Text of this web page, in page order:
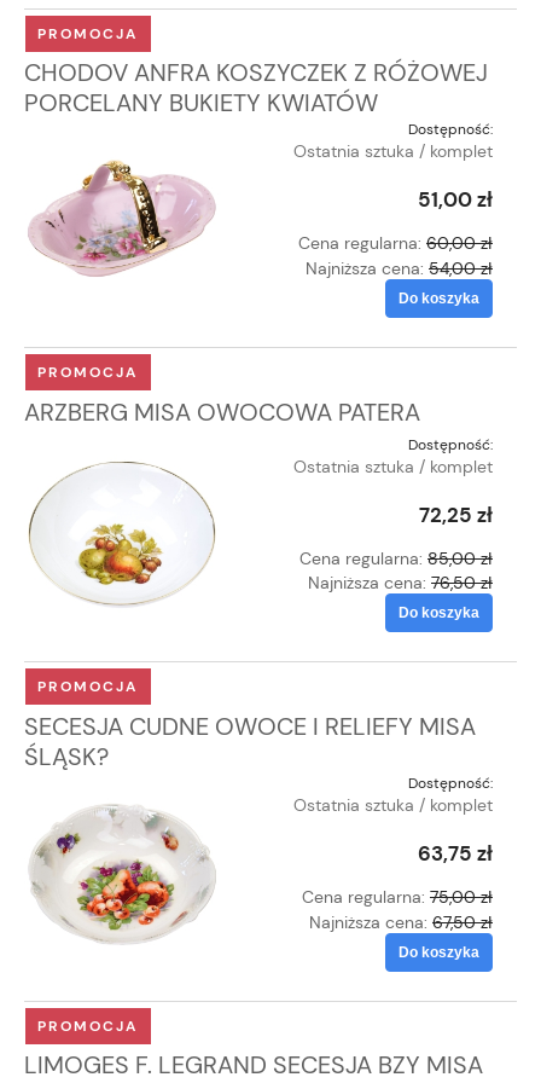
CHODOV ANFRA KOSZYCZEK Z RÓŻOWEJ
PORCELANY BUKIETY KWIATÓW
Dostępność:
Ostatnia sztuka / komplet
51,00 zł
Cena regularna: 60,00 zł
Najniższa cena: 54,00 zł
Do koszyka
PROMOCJA
ARZBERG MISA OWOCOWA PATERA
Dostępność:
Ostatnia sztuka / komplet
72,25 zł
Cena regularna: 85,00 zł
Najniższa cena: 76,50 zł
Do koszyka
PROMOCJA
SECESJA CUDNE OWOCE I RELIEFY MISA
ŚLĄSK?
Dostępność:
Ostatnia sztuka / komplet
63,75 zł
Cena regularna: 75,00 zł
Najniższa cena: 67,50 zł
Do koszyka
PROMOCJA
LIMOGES F. LEGRAND SECESJA BZY MISA
PROMOCJA